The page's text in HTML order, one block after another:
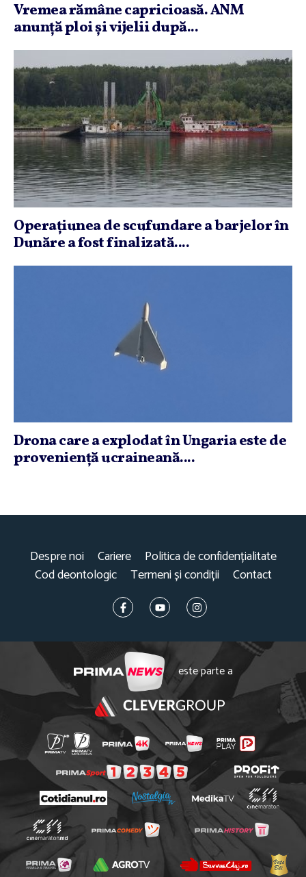
Vremea rămâne capricioasă. ANM
anunţă ploi şi vijelii după...
Operaţiunea de scufundare a barjelor în
Dunăre a fost finalizată....
Drona care a explodat în Ungaria este de
provenienţă ucraineană....
Despre noi Cariere
Politica de confidențialitate
Cod deontologic
Termeni și condiții Contact
este parte a